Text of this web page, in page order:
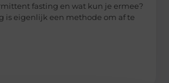
fasting en wat kun je ermee?
is eigenlijk een methode om af te